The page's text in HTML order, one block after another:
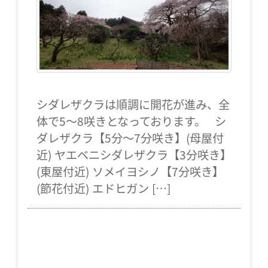
シダレザクラは順調に開花が進み、全
体で5～8咲きとなっております。 シ
ダレザクラ【5分～7分咲き】(母屋付
近) ヤエベニシダレザクラ【3分咲き】
(東屋付近) ソメイヨシノ【7分咲き】
(節花付近) エドヒガン […]